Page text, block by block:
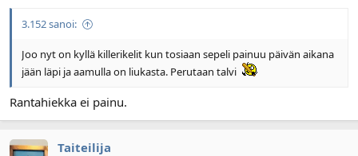
3.152 sanoi:
Joo nyt on kyllä killerikelit kun tosiaan sepeli painuu päivän aikana
jään läpi ja aamulla on liukasta. Perutaan talvi
Rantahiekka ei painu.
Taiteilija